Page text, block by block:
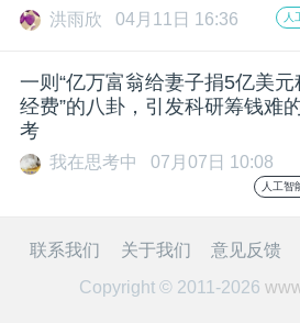
公
开
洪雨欣 04月11日 16:36 人
一则“亿万富翁给妻子捐5亿美元
经费”的八卦，引发科研筹钱难
考
我在思考中 07月07日 10:08
人工智
联系我们 关于我们
意见反馈
Copyright © 2011-2026